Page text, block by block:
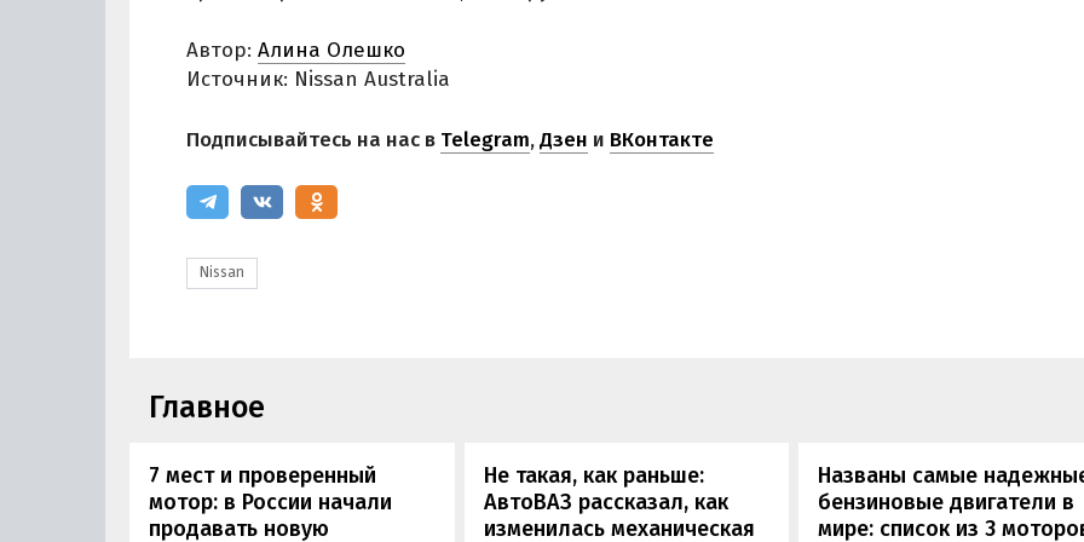
Автор: Алина Олешко
Источник: Nissan Australia
Подписывайтесь на нас в Telegram,Дзен и ВКонтакте
Nissan
Главное
7 мест и проверенный
мотор: в России начали
продавать новую
Не такая, как раньше:
АвтоВАЗ рассказал, как
изменилась механическая
Названы самые
бензиновые двигатели в
мире: список из 3